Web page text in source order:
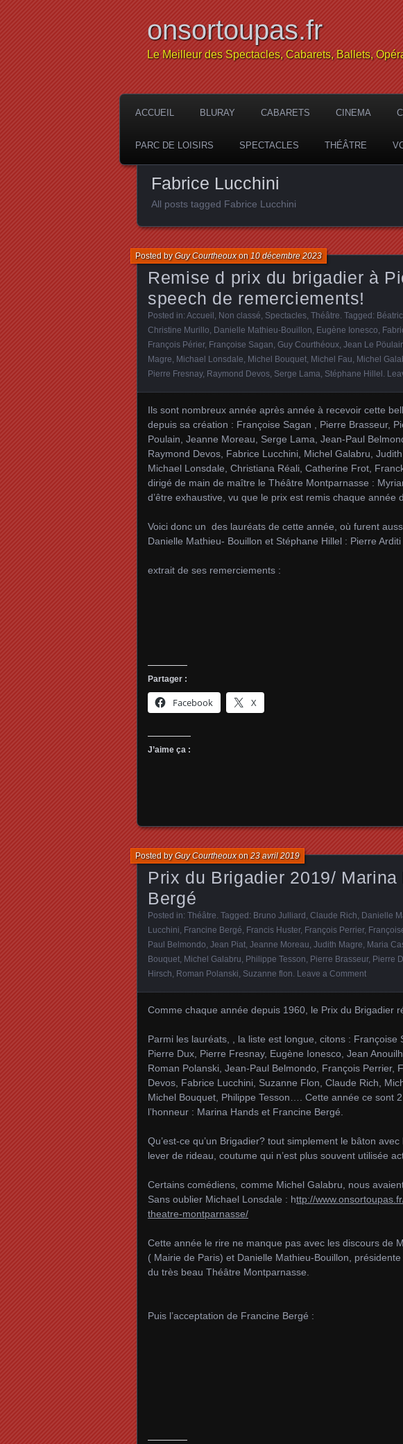
onsortoupas.fr
Le Meilleur des Spectacles, Cabarets, Ballets,
ACCUEIL BLURAY CABARETS CINEMA
PARC DE LOISIRS SPECTACLES THÉÂTRE
Fabrice Lucchini
All posts tagged Fabrice Lucchini
Remise d prix du brigadier à
speech de remerciements!
Posted byGuy Courtheouxon 10 décembre 2023
Posted in: Accueil Non classé Spectacles Théâtre . Tagged:
Christine Murillo Danielle Mathieu-Bouillon Eugène Ionesco
François Périer, Françoise Sagan Guy Courthéoux Jean Le
Magre Michael Lonsdale Michel Bouquet Michel Fau Michel
Pierre Fresnay, Raymond Devos Serge Lama Stéphane Hillel
Ils sont nombreux année après année à recevoir cette
depuis sa création : Françoise Sagan , Pierre Brasseur,
Poulain, Jeanne Moreau, Serge Lama, Jean-Paul
Raymond Devos, Fabrice Lucchini, Michel Galabru,
Michael Lonsdale, Christiana Réali, Catherine Frot,
dirigé de main de maître le Théâtre Montparnasse :
d’être exhaustive, vu que le prix est remis chaque année
Voici donc un des lauréats de cette année, où furent
Danielle Mathieu- Bouillon et Stéphane Hillel : Pierre Arditi
extrait de ses remerciements :
Partager :
Facebook X
J’aime ça :
Prix du Brigadier 2019/
Bergé
Posted byGuy Courtheouxon23 avril 2019
Posted in: Théâtre . Tagged: Bruno Julliard Claude Rich Danielle
Lucchini Francine Bergé Francis Huster, François Perrier,
Paul Belmondo Jean Piat Jeanne Moreau Judith Magre Maria
Bouquet Michel Galabru Philippe Tesson Pierre Brasseur, Pierre
Hirsch Roman Polanski Suzanne flon Leave a Comment
Comme chaque année depuis 1960, le Prix du Brigadier
Parmi les lauréats, , la liste est longue, citons : Françoise
Pierre Dux, Pierre Fresnay, Eugène Ionesco, Jean
Roman Polanski, Jean-Paul Belmondo, François Perrier,
Devos, Fabrice Lucchini, Suzanne Flon, Claude Rich,
Michel Bouquet, Philippe Tesson…. Cette année ce sont
l’honneur : Marina Hands et Francine Bergé.
Qu’est-ce qu’un Brigadier? tout simplement le bâton
lever de rideau, coutume qui n’est plus souvent utilisée
Certains comédiens, comme Michel Galabru, nous
Sans oublier Michael Lonsdale : http://
theatre-montparnasse/
Cette année le rire ne manque pas avec les discours de
( Mairie de Paris) et Danielle Mathieu-Bouillon,
du très beau Théâtre Montparnasse.
Puis l’acceptation de Francine Bergé :